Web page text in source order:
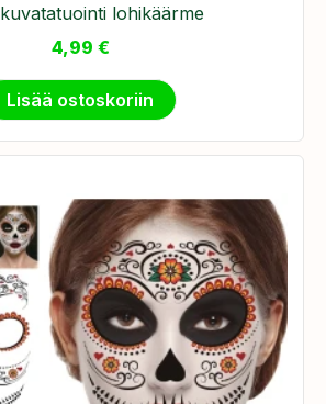
lohikäärme
4,99 €
Lisää ostoskoriin